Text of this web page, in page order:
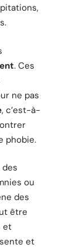
. Ces
ne pas
, c’est-à-
phobie.
ou
des
être
et
et